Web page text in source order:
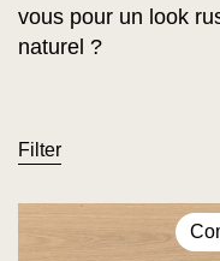
vous pour un look
naturel ?
Filter